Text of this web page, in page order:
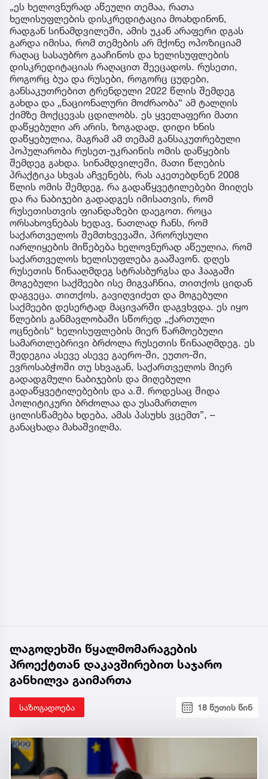
„ეს ხელოვნურად აწეული თემაა, რათა
ხელისუფლების დისკრედიტაცია მოახდინონ,
რადგან სინამდვილეში, ამის უკან არაფერი დგას
გარდა იმისა, რომ თემების არ მქონე ოპოზიციამ
რაღაც სასაუბრო გააჩინოს და ხელისუფლების
დისკრედიტაციას რაღაცით შეეცადოს. რუსეთი,
როგორც ბუა და რუსები, როგორც ცუდები,
განსაკუთრებით ტრენდული 2022 წლის შემდეგ
გახდა და „ნაციონალური მოძრაობა“ ამ ტალღის
ქიმზე მოქცევას ცდილობს. ეს ყველაფერი მათი
დაწყებული არ არის, ზოგადად, დიდი ხნის
დაწყებულია, მაგრამ ამ თემამ განსაკუთრებული
პოპულარობა რუსეთ-უკრაინის ომის დაწყების
შემდეგ გახდა. სინამდვილეში, მათი წლების
პრაქტიკა სხვას აჩვენებს, რას აკეთებდნენ 2008
წლის ომის შემდეგ, რა გადაწყვეტილებები მიიღეს
და რა ნაბიჯები გადადგეს იმისათვის, რომ
რუსეთისთვის ფიანდაზები დაეგოთ. როცა
ორსახოვნებას ხედავ, ნათლად ჩანს, რომ
საქართველოს შემთხვევაში, პრორუსული
იარლიყების მიწებება ხელოვნურად აწეულია, რომ
საქართველოს ხელისუფლება გააშავონ. დღეს
რუსეთის წინააღმდეგ სტრასბურგსა და ჰააგაში
მოგებული საქმეები ისე მიგვაჩნია, თითქოს ციდან
დაგვეცა. თითქოს, გავიღვიძეთ და მოგებული
საქმეები დესერტად მაცივარში დაგვხვდა. ეს იყო
წლების განმავლობაში სწორედ „ქართული
ოცნების“ ხელისუფლების მიერ წარმოებული
სამართლებრივი ბრძოლა რუსეთის წინააღმდეგ. ეს
შედეგია ასევე ასევე გაერო-ში, ეუთო-ში,
ევროსაბჭოში თუ სხვაგან, საქართველოს მიერ
გადადგმული ნაბიჯების და მიღებული
გადაწყვეტილებების და ა.შ. როდესაც შიდა
პოლიტიკური ბრძოლაა და უსამართლო
ცილისწამება ხდება, ამას პასუხს ვცემთ”, –
განაცხადა მახაშვილმა.
ლაგოდეხში წყალმომარაგების
პროექტთან დაკავშირებით საჯარო
განხილვა გაიმართა
საზოგადოება 18 წუთის წინ